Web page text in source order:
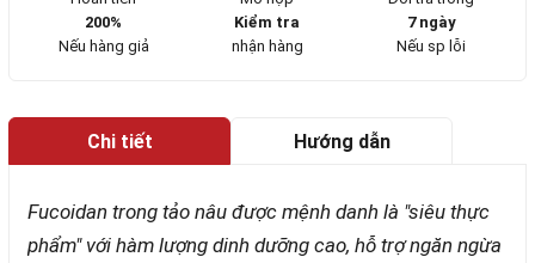
200%
Nếu hàng giả
Kiểm tra
nhận hàng
7 ngày
Nếu sp lỗi
Chi tiết Hướng dẫn
Fucoidan trong tảo nâu được mệnh danh là "siêu thực
phẩm" với hàm lượng dinh dưỡng cao, hỗ trợ ngăn ngừa